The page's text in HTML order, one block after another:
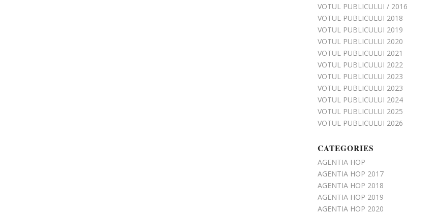
VOTUL PUBLICULUI / 2016
VOTUL PUBLICULUI 2018
VOTUL PUBLICULUI 2019
VOTUL PUBLICULUI 2020
VOTUL PUBLICULUI 2021
VOTUL PUBLICULUI 2022
VOTUL PUBLICULUI 2023
VOTUL PUBLICULUI 2023
VOTUL PUBLICULUI 2024
VOTUL PUBLICULUI 2025
VOTUL PUBLICULUI 2026
CATEGORIES
AGENTIA HOP
AGENTIA HOP 2017
AGENTIA HOP 2018
AGENTIA HOP 2019
AGENTIA HOP 2020